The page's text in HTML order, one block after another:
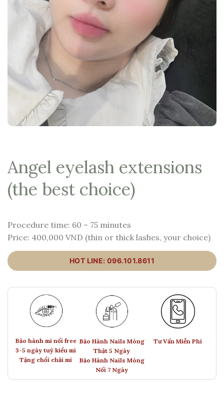
Angel eyelash extensions
(the best choice)
Procedure time: 60 – 75 minutes
Price: 400,000 VND (thin or thick lashes, your choice)
HOT LINE: 096.101.8611
Bảo hành mi nối free
3-5 ngày tuỳ kiểu mi
Tặng chổi chải mi
Bảo Hành Nails Móng
Thật 5 Ngày
Bảo Hành Nails Móng
Nối 7 Ngày
Tư Vấn Miễn Phí